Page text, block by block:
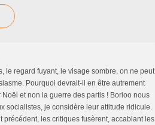
le regard fuyant, le visage sombre, on ne peut
Pourquoi devrait-il en être autrement
et non la guerre des partis ! Borloo nous
socialistes, je considère leur attitude ridicule.
précédent, les critiques fusèrent, accablant les